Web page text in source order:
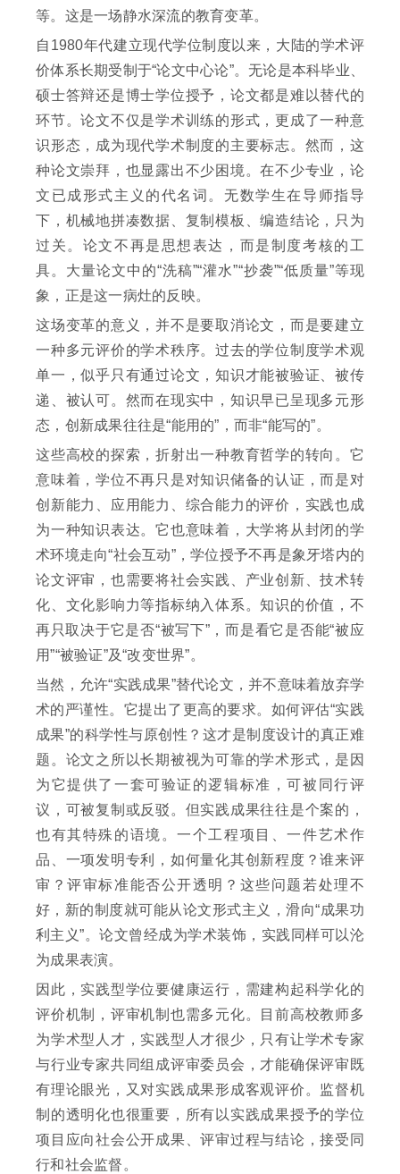
等。这是一场静水深流的教育变革。
自1980年代建立现代学位制度以来，大陆的学术评
价体系长期受制于“论文中心论”。无论是本科毕业、
硕士答辩还是博士学位授予，论文都是难以替代的
环节。论文不仅是学术训练的形式，更成了一种意
识形态，成为现代学术制度的主要标志。然而，这
种论文崇拜，也显露出不少困境。在不少专业，论
文已成形式主义的代名词。无数学生在导师指导
下，机械地拼凑数据、复制模板、编造结论，只为
过关。论文不再是思想表达，而是制度考核的工
具。大量论文中的“洗稿”“灌水”“抄袭”“低质量”等现
象，正是这一病灶的反映。
这场变革的意义，并不是要取消论文，而是要建立
一种多元评价的学术秩序。过去的学位制度学术观
单一，似乎只有通过论文，知识才能被验证、被传
递、被认可。然而在现实中，知识早已呈现多元形
态，创新成果往往是“能用的”，而非“能写的”。
这些高校的探索，折射出一种教育哲学的转向。它
意味着，学位不再只是对知识储备的认证，而是对
创新能力、应用能力、综合能力的评价，实践也成
为一种知识表达。它也意味着，大学将从封闭的学
术环境走向“社会互动”，学位授予不再是象牙塔内的
论文评审，也需要将社会实践、产业创新、技术转
化、文化影响力等指标纳入体系。知识的价值，不
再只取决于它是否“被写下”，而是看它是否能“被应
用”“被验证”及“改变世界”。
当然，允许“实践成果”替代论文，并不意味着放弃学
术的严谨性。它提出了更高的要求。如何评估“实践
成果”的科学性与原创性？这才是制度设计的真正难
题。论文之所以长期被视为可靠的学术形式，是因
为它提供了一套可验证的逻辑标准，可被同行评
议，可被复制或反驳。但实践成果往往是个案的，
也有其特殊的语境。一个工程项目、一件艺术作
品、一项发明专利，如何量化其创新程度？谁来评
审？评审标准能否公开透明？这些问题若处理不
好，新的制度就可能从论文形式主义，滑向“成果功
利主义”。论文曾经成为学术装饰，实践同样可以沦
为成果表演。
因此，实践型学位要健康运行，需建构起科学化的
评价机制，评审机制也需多元化。目前高校教师多
为学术型人才，实践型人才很少，只有让学术专家
与行业专家共同组成评审委员会，才能确保评审既
有理论眼光，又对实践成果形成客观评价。监督机
制的透明化也很重要，所有以实践成果授予的学位
项目应向社会公开成果、评审过程与结论，接受同
行和社会监督。